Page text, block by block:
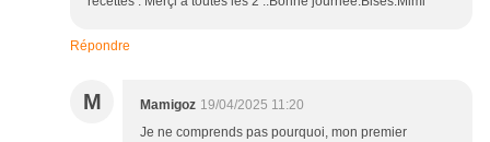
Répondre
M Mamigoz 19/04/2025 11:20
Je ne comprends pas pourquoi, mon premier